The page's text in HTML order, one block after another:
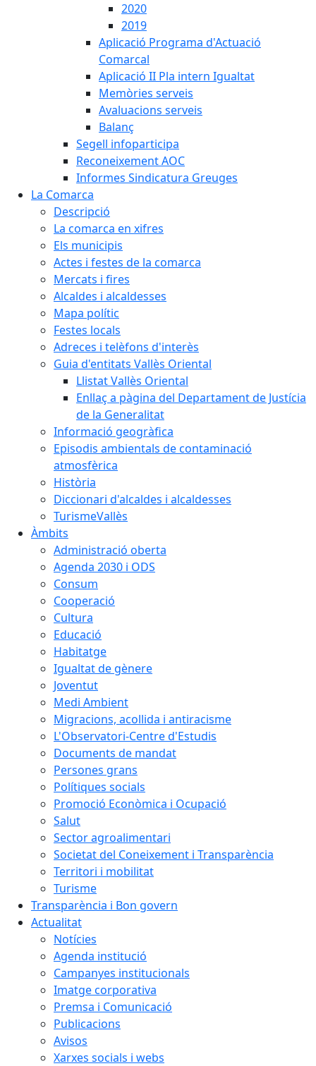
2020
2019
Aplicació Programa d'Actuació
Comarcal
Aplicació II Pla intern Igualtat
Memòries serveis
Avaluacions serveis
Balanç
Segell infoparticipa
Reconeixement AOC
Informes Sindicatura Greuges
La Comarca
Descripció
La comarca en xifres
Els municipis
Actes i festes de la comarca
Mercats i fires
Alcaldes i alcaldesses
Mapa polític
Festes locals
Adreces i telèfons d'interès
Guia d'entitats Vallès Oriental
Llistat Vallès Oriental
Enllaç a pàgina del Departament de Justícia
de la Generalitat
Informació geogràfica
Episodis ambientals de contaminació
atmosfèrica
Història
Diccionari d'alcaldes i alcaldesses
TurismeVallès
Àmbits
Administració oberta
Agenda 2030 i ODS
Consum
Cooperació
Cultura
Educació
Habitatge
Igualtat de gènere
Joventut
Medi Ambient
Migracions, acollida i antiracisme
L'Observatori-Centre d'Estudis
Documents de mandat
Persones grans
Polítiques socials
Promoció Econòmica i Ocupació
Salut
Sector agroalimentari
Societat del Coneixement i Transparència
Territori i mobilitat
Turisme
Transparència i Bon govern
Actualitat
Notícies
Agenda institució
Campanyes institucionals
Imatge corporativa
Premsa i Comunicació
Publicacions
Avisos
Xarxes socials i webs